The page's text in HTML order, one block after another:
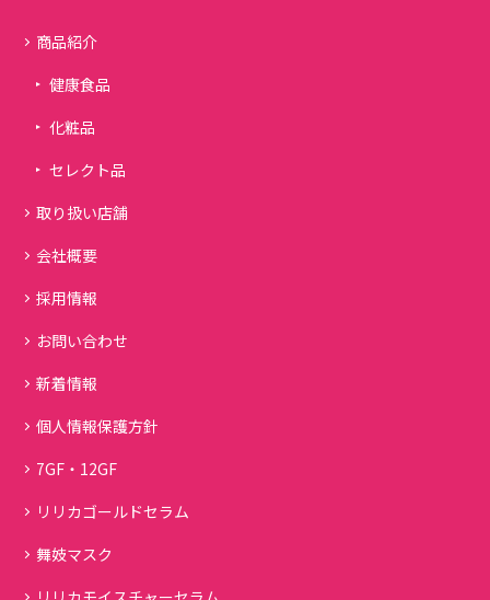
商品紹介
健康食品
化粧品
セレクト品
取り扱い店舗
会社概要
採用情報
お問い合わせ
新着情報
個人情報保護方針
7GF・12GF
リリカゴールドセラム
舞妓マスク